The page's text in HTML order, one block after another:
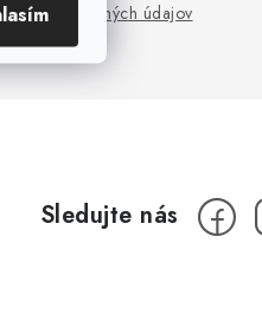
ochrany osobných údajov